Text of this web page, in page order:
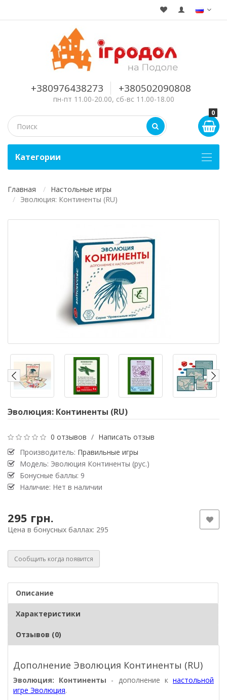
+380976438273 +380502090808
пн-пт 11.00-20.00, сб-вс 11.00-18.00
0
Kатегории
Главная
Настольные игры
Эволюция: Континенты (RU)
Эволюция: Континенты (RU)
0 отзывов / Написать отзыв
Производитель: Правильные игры
Модель: Эволюция Континенты (рус.)
Бонусные баллы: 9
Наличие: Нет в наличии
295 грн.
Цена в бонусных баллах: 295
Сообщить когда появится
Описание
Характеристики
Отзывов (0)
Дополнение Эволюция Континенты (RU)
Эволюция: Континенты - дополнение кнастольной
игре Эволюция.